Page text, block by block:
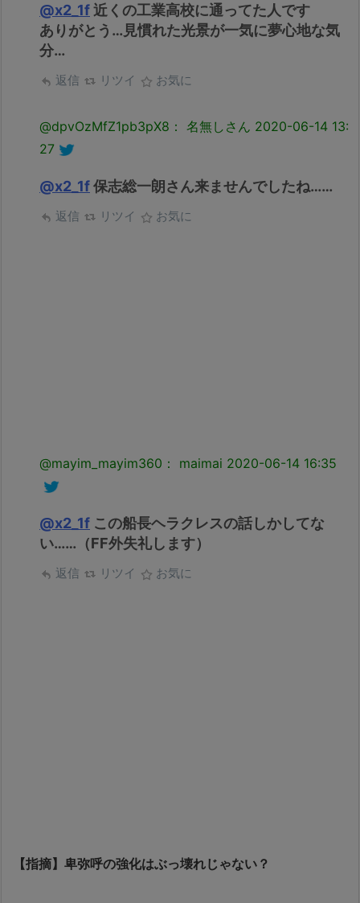
@x2_1f近くの工業高校に通ってた人です
ありがとう…見慣れた光景が一気に夢心地な気
分…
返信 リツイ お気に
@dpvOzMfZ1pb3pX8： 名無しさん 2020-06-14 13:
27
@x2_1f保志総一朗さん来ませんでしたね……
返信 リツイ お気に
@mayim_mayim360： maimai 2020-06-14 16:35
@x2_1f この船長ヘラクレスの話しかしてな
い……（FF外失礼します）
返信 リツイ お気に
【指摘】卑弥呼の強化はぶっ壊れじゃない？